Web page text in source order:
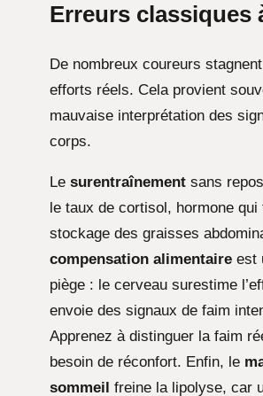
Erreurs classiques
De nombreux coureurs
efforts réels. Cela provient
mauvaise interprétation des
corps.
Le surentraînement sans
le taux de cortisol, hormone
stockage des graisses
compensation alimentaire est
piège : le cerveau surestime
envoie des signaux de faim
Apprenez à distinguer la faim
besoin de réconfort. Enfin, le
sommeil freine la lipolyse, car